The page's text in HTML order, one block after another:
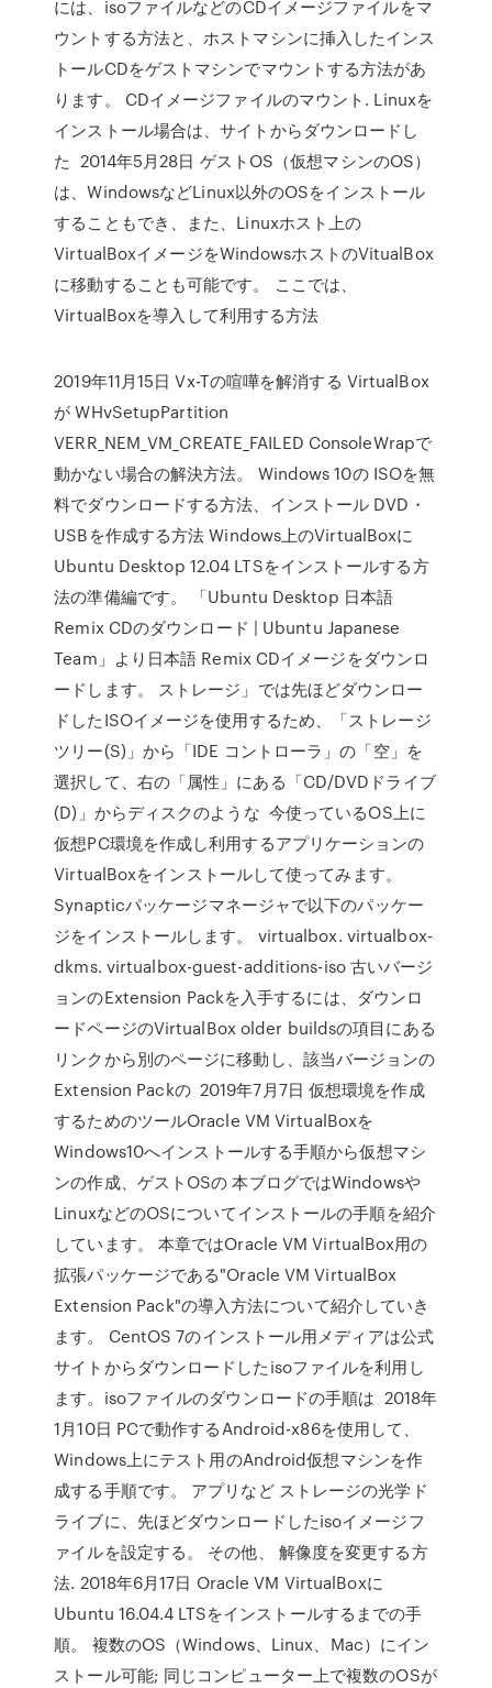
には、isoファイルなどのCDイメージファイルをマ
ウントする方法と、ホストマシンに挿入したインス
トールCDをゲストマシンでマウントする方法があ
ります。 CDイメージファイルのマウント. Linuxを
インストール場合は、サイトからダウンロードし
た 2014年5月28日 ゲストOS（仮想マシンのOS）
は、WindowsなどLinux以外のOSをインストール
することもでき、また、Linuxホスト上の
VirtualBoxイメージをWindowsホストのVitualBox
に移動することも可能です。 ここでは、
VirtualBoxを導入して利用する方法
2019年11月15日 Vx-Tの喧嘩を解消する VirtualBox
が WHvSetupPartition
VERR_NEM_VM_CREATE_FAILED ConsoleWrapで
動かない場合の解決方法。 Windows 10の ISOを無
料でダウンロードする方法、インストール DVD・
USBを作成する方法 Windows上のVirtualBoxに
Ubuntu Desktop 12.04 LTSをインストールする方
法の準備編です。 「Ubuntu Desktop 日本語
Remix CDのダウンロード | Ubuntu Japanese
Team」より日本語 Remix CDイメージをダウンロ
ードします。 ストレージ」では先ほどダウンロー
ドしたISOイメージを使用するため、「ストレージ
ツリー(S)」から「IDE コントローラ」の「空」を
選択して、右の「属性」にある「CD/DVDドライブ
(D)」からディスクのような 今使っているOS上に
仮想PC環境を作成し利用するアプリケーションの
VirtualBoxをインストールして使ってみます。
Synapticパッケージマネージャで以下のパッケー
ジをインストールします。 virtualbox. virtualbox-
dkms. virtualbox-guest-additions-iso 古いバージ
ョンのExtension Packを入手するには、ダウンロ
ードページのVirtualBox older buildsの項目にある
リンクから別のページに移動し、該当バージョンの
Extension Packの 2019年7月7日 仮想環境を作成
するためのツールOracle VM VirtualBoxを
Windows10へインストールする手順から仮想マシ
ンの作成、ゲストOSの 本ブログではWindowsや
LinuxなどのOSについてインストールの手順を紹介
しています。 本章ではOracle VM VirtualBox用の
拡張パッケージである"Oracle VM VirtualBox
Extension Pack"の導入方法について紹介していき
ます。 CentOS 7のインストール用メディアは公式
サイトからダウンロードしたisoファイルを利用し
ます。isoファイルのダウンロードの手順は 2018年
1月10日 PCで動作するAndroid-x86を使用して、
Windows上にテスト用のAndroid仮想マシンを作
成する手順です。 アプリなど ストレージの光学ド
ライブに、先ほどダウンロードしたisoイメージフ
ァイルを設定する。 その他、 解像度を変更する方
法. 2018年6月17日 Oracle VM VirtualBoxに
Ubuntu 16.04.4 LTSをインストールするまでの手
順。 複数のOS（Windows、Linux、Mac）にイン
ストール可能; 同じコンピューター上で複数のOSが